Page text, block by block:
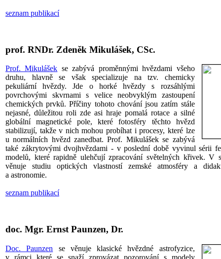
seznam publikací
prof. RNDr. Zdeněk Mikulášek, CSc.
Prof. Mikulášek se zabývá proměnnými hvězdami všeho
druhu, hlavně se však specializuje na tzv. chemicky
pekuliární hvězdy. Jde o horké hvězdy s rozsáhlými
povrchovými skvrnami s velice neobvyklým zastoupení
chemických prvků. Příčiny tohoto chování jsou zatím stále
nejasné, důležitou roli zde asi hraje pomalá rotace a silné
globální magnetické pole, které fotosféry těchto hvězd
stabilizují, takže v nich mohou probíhat i procesy, které lze
u normálních hvězd zanedbat. Prof. Mikulášek se zabývá
také zákrytovými dvojhvězdami - v poslední době vyvinul sérii
modelů, které rapidně ulehčují zpracování světelných křivek. V
věnuje studiu optických vlastností zemské atmosféry a
a astronomie.
seznam publikací
doc. Mgr. Ernst Paunzen, Dr.
Doc. Paunzen se věnuje klasické hvězdné astrofyzice,
v rámci které se snaží zprovázat pozorování s modely